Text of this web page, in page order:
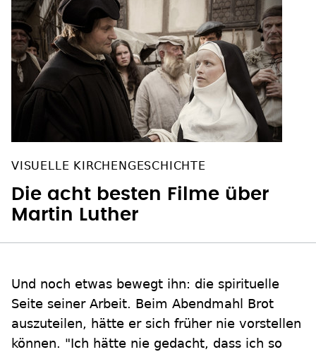
VISUELLE KIRCHENGESCHICHTE
Die acht besten Filme über
Martin Luther
Und noch etwas bewegt ihn: die spirituelle
Seite seiner Arbeit. Beim Abendmahl Brot
auszuteilen, hätte er sich früher nie vorstellen
können. "Ich hätte nie gedacht, dass ich so